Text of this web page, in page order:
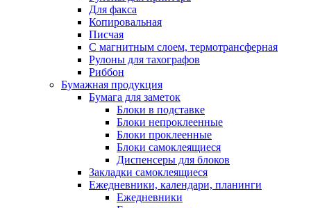
Для факса
Копировальная
Писчая
С магнитным слоем, термотрансферная
Рулоны для тахографов
Риббон
Бумажная продукция
Бумага для заметок
Блоки в подставке
Блоки непроклеенные
Блоки проклеенные
Блоки самоклеящиеся
Диспенсеры для блоков
Закладки самоклеящиеся
Ежедневники, календари, планинги
Ежедневники